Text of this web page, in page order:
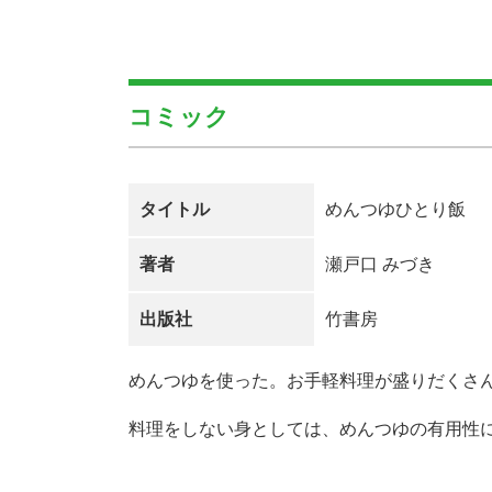
コミック
タイトル めんつゆひとり飯
著者 瀬戸口 みづき
出版社 竹書房
めんつゆを使った。お手軽料理が盛りだくさ
料理をしない身としては、めんつゆの有用性